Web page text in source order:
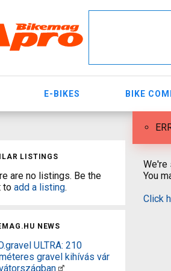
E-BIKES BIKE
LISTINGS
are no listings. Be the
to add a listing.
NEWS
ULTRA: 210
gravel kihívás vár
We're
You
Click